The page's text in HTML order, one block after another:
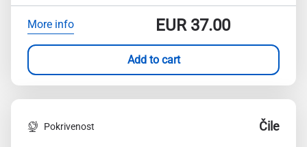
More info EUR37.00
Add to cart
Pokrivenost Čile